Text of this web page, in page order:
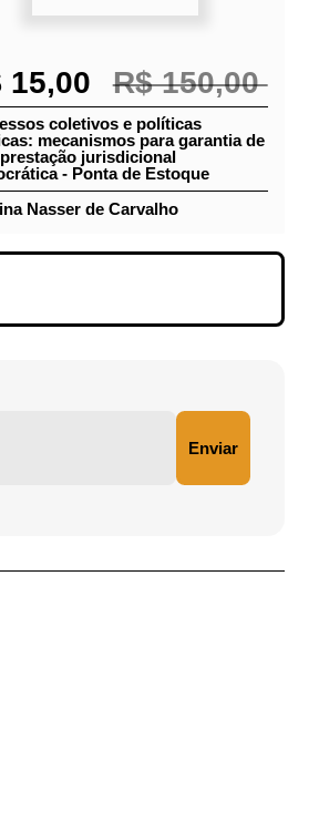
15,00 R$ 150,00
coletivos e políticas
mecanismos para garantia